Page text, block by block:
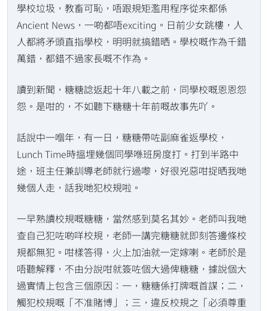
學校垃圾，教畜可恥，唔跟規矩濫用程序從來都係
Ancient News，一啲都唔exciting。日前少女跳樓，人
人都將矛頭直指學校，明明就搞錯晒。學校嘅作為千錯
萬錯，都錯不過家長嘅不作為。
讀到新聞，糖糖諗返起十年八載之前，同學校嘅恩恩怨
怨。是咁的，不如聽下糖糖十年前嘅故事先吖。
話說中一嗰年，有一日，糖糖帶咗副麻雀返學校，
Lunch Time時搵埋幾個同學喺班房度打。打到半路中
途，班主任兼訓導老師就行過嚟，好很兇惡咁捉晒我哋
幾個人走，話我哋犯校規啦。
一早熟讀校規嘅糖糖，當然感到莫名其妙。老師叫我哋
查自己犯咗啲咩校規，老師一講完糖糖就即刻答邊條校
規都無犯。咁樣答得，火上加油就一定嫁喇。老師於是
唔聽解釋，不由分說咁就簽咗個大過俾糖糖，據說個大
過實情上包含三個原因：一，糖糖係打牌嘅首謀；二，
觸犯校規嘅「不准賭博」；三，違反校規之「必須尊重